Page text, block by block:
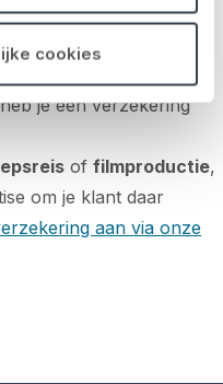
cookies
helpen hun klanten
je een verzekering
of filmproductie,
om je klant daar
aan via onze